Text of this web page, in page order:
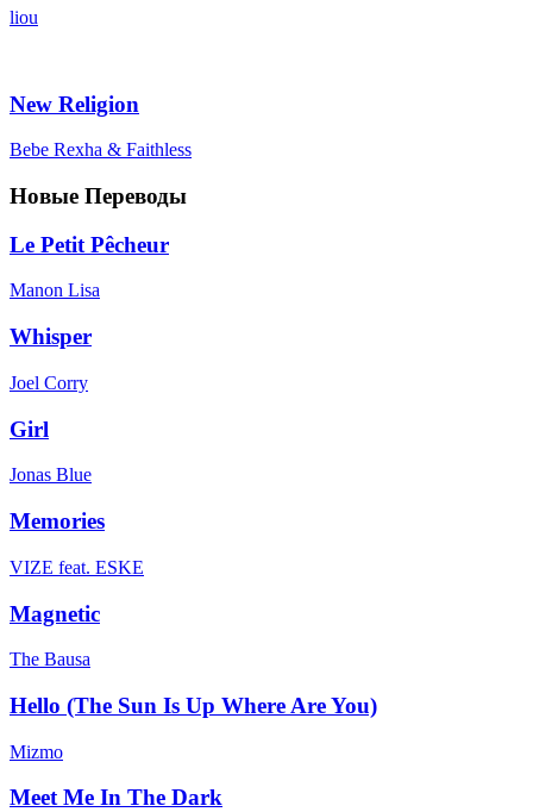
liou
New Religion
Bebe Rexha & Faithless
Новые Переводы
Le Petit Pêcheur
Manon Lisa
Whisper
Joel Corry
Girl
Jonas Blue
Memories
VIZE feat. ESKE
Magnetic
The Bausa
Hello (The Sun Is Up Where Are You)
Mizmo
Meet Me In The Dark